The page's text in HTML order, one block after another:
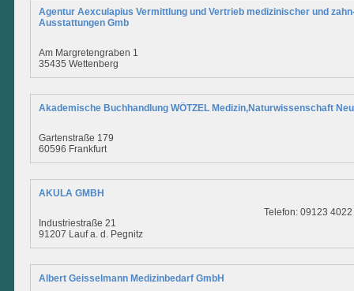
Agentur Aexculapius Vermittlung und Vertrieb medizinischer und
Ausstattungen Gmb
Am Margretengraben 1
35435 Wettenberg
Akademische Buchhandlung WÖTZEL Medizin,Naturwissenschaft
Gartenstraße 179
60596 Frankfurt
AKULA GMBH
Industriestraße 21
91207 Lauf a. d. Pegnitz
Telefon: 09123 4022
Albert Geisselmann Medizinbedarf GmbH